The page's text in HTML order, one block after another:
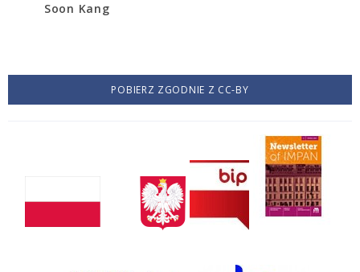
Soon Kang
POBIERZ ZGODNIE Z CC-BY